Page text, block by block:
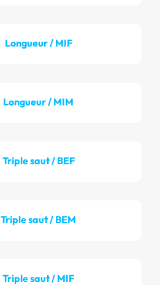
Longueur / MIF
Longueur / MIM
Triple saut / BEF
Triple saut / BEM
Triple saut / MIF